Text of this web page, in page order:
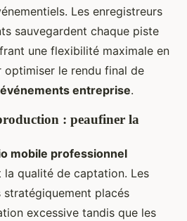
Les enregistreurs
sauvegardent chaque piste
une flexibilité maximale en
le rendu final de
entreprise.
: peaufiner la
mobile professionnel
la qualité de captation. Les
stratégiquement placés
excessive tandis que les